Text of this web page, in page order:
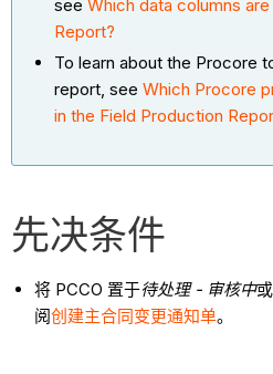
seeWhich data columns
Report?
To learn about the Procore
report, seeWhich Procore
in the Field Production
先决条件
将 PCCO 置于待处理 - 审核中或
阅创建主合同变更通知单。